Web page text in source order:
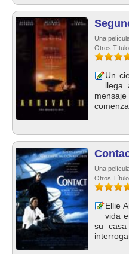
Una
Otros
Un
llega
Una
Otros
Ellie
vida
su